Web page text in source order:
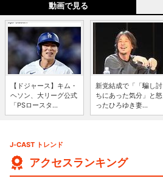
動画で見る
【ドジャース】キム・
ヘソン、大リーグ公式
「PSロースタ...
新党結成で「「騙し討
ちにあった気分」と怒
ったひろゆき妻...
J-CAST トレンド
アクセスランキング